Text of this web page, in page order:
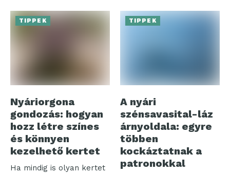
TIPPEK
Nyáriorgona
gondozás: hogyan
hozz létre színes
és könnyen
kezelhető kertet
Ha mindig is olyan kertet
TIPPEK
A nyári
szénsavasital-láz
árnyoldala: egyre
többen
kockáztatnak a
patronokkal